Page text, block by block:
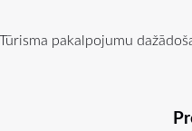
pakalpojumu